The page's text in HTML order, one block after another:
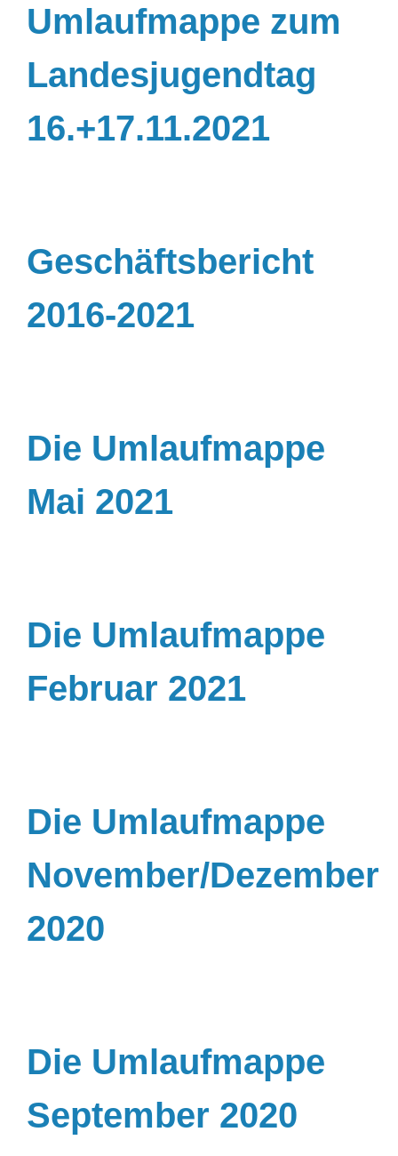
Umlaufmappe zum
Landesjugendtag
16.+17.11.2021
Geschäftsbericht
2016-2021
Die Umlaufmappe
Mai 2021
Die Umlaufmappe
Februar 2021
Die Umlaufmappe
November/Dezember
2020
Die Umlaufmappe
September 2020